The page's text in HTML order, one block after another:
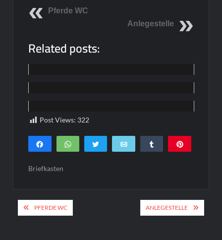
Pferde WC
Anlegestelle
Related posts:
Post Views: 322
Teilen WhatsApp Twittern E-Mail Teilen
SHARES
Briefkasten
Beitragsnavigation
PFERDE WC ANLEGESTELLE